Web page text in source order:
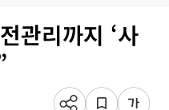
관리까지 ‘사